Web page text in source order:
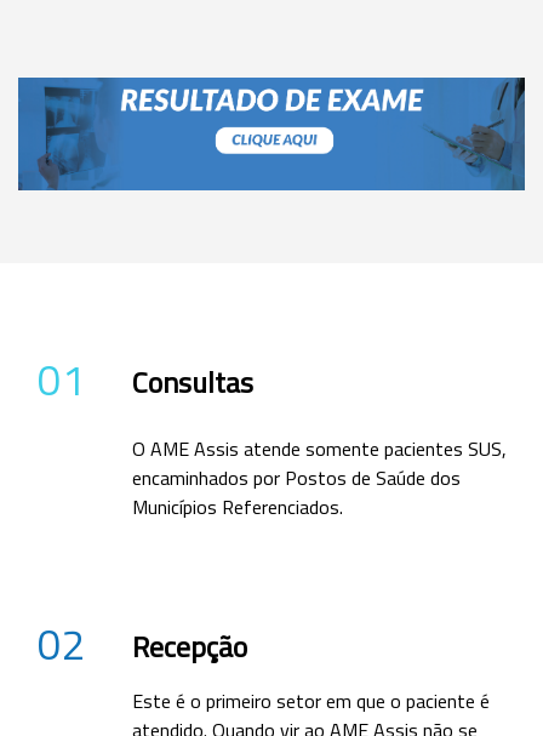
01 Consultas
O AME Assis atende somente pacientes SUS,
encaminhados por Postos de Saúde dos
Municípios Referenciados.
02 Recepção
Este é o primeiro setor em que o paciente é
atendido. Quando vir ao AME Assis não se